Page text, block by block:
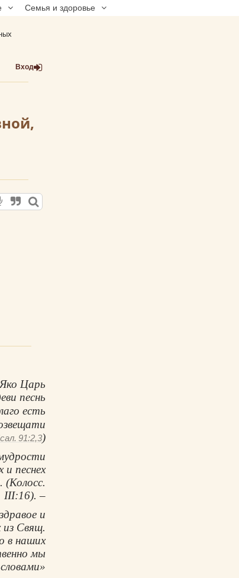
Семья и здоровье
Вход
Царь
песнь
есть
91:2,3)
и песнех
(Колосс.
III:16). –
и
из Свящ.
в наших
мы